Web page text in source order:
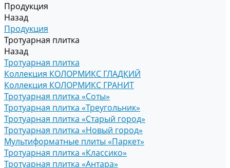
Продукция
Назад
Продукция
Тротуарная плитка
Назад
Тротуарная плитка
Коллекция КОЛОРМИКС ГЛАДКИЙ
Коллекция КОЛОРМИКС ГРАНИТ
Тротуарная плитка «Соты»
Тротуарная плитка «Треугольник»
Тротуарная плитка «Старый город»
Тротуарная плитка «Новый город»
Мультиформатные плиты «Паркет»
Тротуарная плитка «Классико»
Тротуарная плитка «Антара»